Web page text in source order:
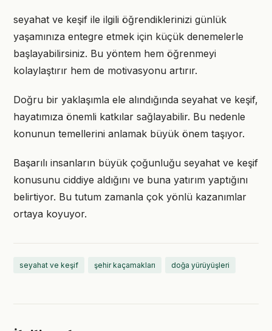
seyahat ve keşif ile ilgili öğrendiklerinizi günlük
yaşamınıza entegre etmek için küçük denemelerle
başlayabilirsiniz. Bu yöntem hem öğrenmeyi
kolaylaştırır hem de motivasyonu artırır.
Doğru bir yaklaşımla ele alındığında seyahat ve keşif,
hayatımıza önemli katkılar sağlayabilir. Bu nedenle
konunun temellerini anlamak büyük önem taşıyor.
Başarılı insanların büyük çoğunluğu seyahat ve keşif
konusunu ciddiye aldığını ve buna yatırım yaptığını
belirtiyor. Bu tutum zamanla çok yönlü kazanımlar
ortaya koyuyor.
seyahat ve keşif şehir kaçamakları doğa yürüyüşleri